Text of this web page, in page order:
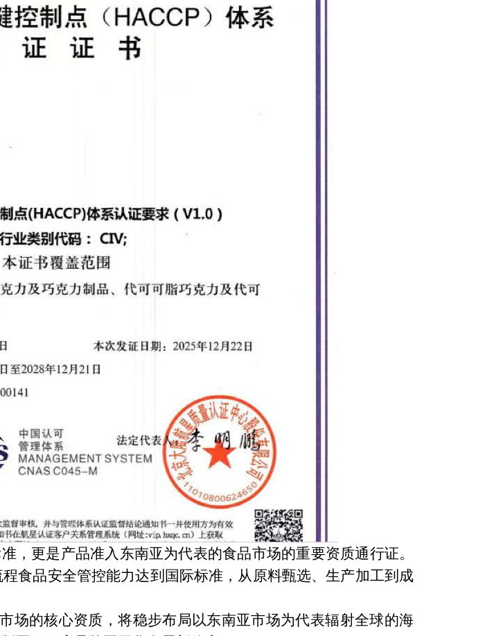
更是产品准入东南亚为代表的食品市场的重要资质通行证。
食品安全管控能力达到国际标准，从原料甄选、生产加工到成
的核心资质，将稳步布局以东南亚市场为代表辐射全球的海